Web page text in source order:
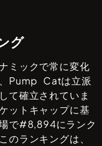
グ
ミックで常に変化
Pump Catは立派
て確立されていま
ットキャップに基
で#8,894にランク
のランキングは、